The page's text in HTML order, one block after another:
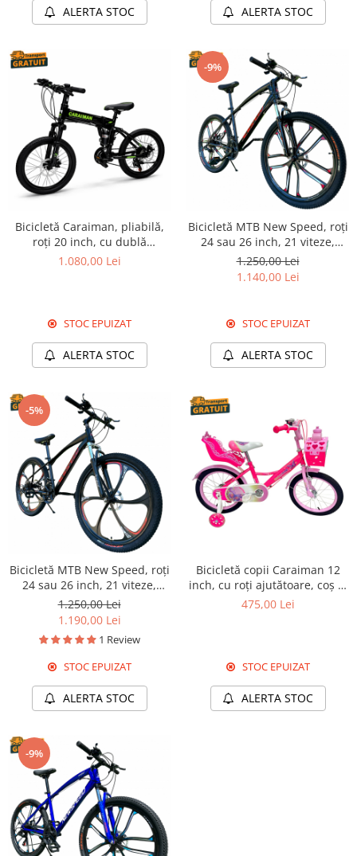
ALERTA STOC ALERTA STOC
Bicicletă Caraiman, pliabilă,
roți 20 inch, cu dublă
suspensie, frâne pe disc,
1.080,00 Lei
STOC EPUIZAT
ALERTA STOC
-9%
Bicicletă MTB New Speed, roți
24 sau 26 inch, 21 viteze,
cadru oțel, frâne pe disc,
NS57
1.250,00 Lei
1.140,00 Lei
STOC EPUIZAT
ALERTA STOC
-5%
Bicicletă MTB New Speed, roți
24 sau 26 inch, 21 viteze,
cadru oțel, frâne pe disc,
NS65
1.250,00 Lei
1.190,00 Lei
1 Review
STOC EPUIZAT
ALERTA STOC
Bicicletă copii Caraiman 12
inch, cu roți ajutătoare, coș și
scăunel, roz
475,00 Lei
STOC EPUIZAT
ALERTA STOC
-9%